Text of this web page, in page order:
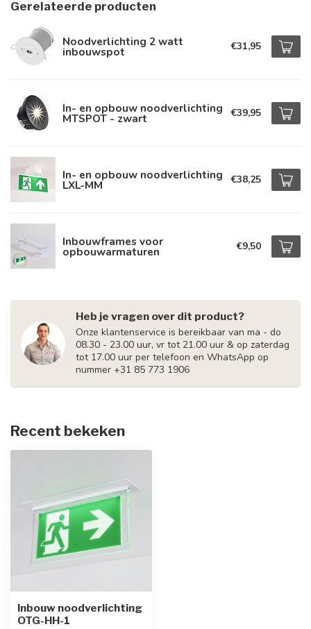
Gerelateerde producten
Noodverlichting 2 watt
inbouwspot €31,95
In- en opbouw noodverlichting
MTSPOT - zwart €39,95
In- en opbouw noodverlichting
LXL-MM €38,25
Inbouwframes voor
opbouwarmaturen €9,50
Heb je vragen over dit product?
Onze klantenservice is bereikbaar van ma - do
08.30 - 23.00 uur, vr tot 21.00 uur & op zaterdag
tot 17.00 uur per telefoon en WhatsApp op
nummer +31 85 773 1906
Recent bekeken
Inbouw noodverlichting
OTG-HH-1